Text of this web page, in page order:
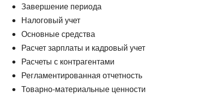
Завершение периода
Налоговый учет
Основные средства
Расчет зарплаты и кадровый учет
Расчеты с контрагентами
Регламентированная отчетность
Товарно-материальные ценности